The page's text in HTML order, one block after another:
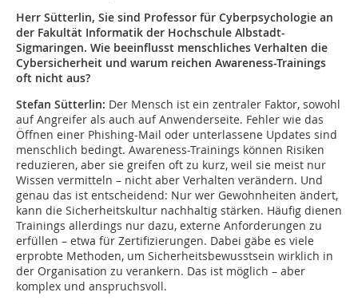
Herr Sütterlin, Sie sind Professor für Cyberpsychologie an
der Fakultät Informatik der Hochschule Albstadt-
Sigmaringen. Wie beeinflusst menschliches Verhalten die
Cybersicherheit und warum reichen Awareness-Trainings
oft nicht aus?
Stefan Sütterlin: Der Mensch ist ein zentraler Faktor, sowohl
auf Angreifer als auch auf Anwenderseite. Fehler wie das
Öffnen einer Phishing-Mail oder unterlassene Updates sind
menschlich bedingt. Awareness-Trainings können Risiken
reduzieren, aber sie greifen oft zu kurz, weil sie meist nur
Wissen vermitteln – nicht aber Verhalten verändern. Und
genau das ist entscheidend: Nur wer Gewohnheiten ändert,
kann die Sicherheitskultur nachhaltig stärken. Häufig dienen
Trainings allerdings nur dazu, externe Anforderungen zu
erfüllen – etwa für Zertifizierungen. Dabei gäbe es viele
erprobte Methoden, um Sicherheitsbewusstsein wirklich in
der Organisation zu verankern. Das ist möglich – aber
komplex und anspruchsvoll.